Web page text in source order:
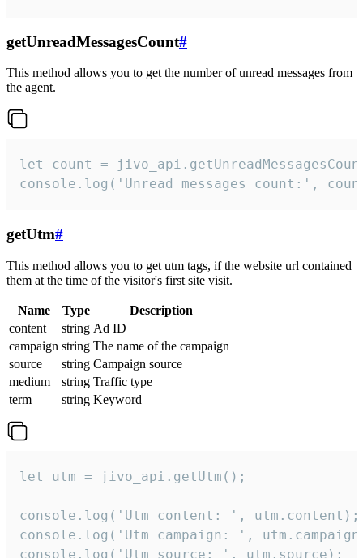
getUnreadMessagesCount#
This method allows you to get the number of unread messages from
the agent.
let count =
console.log('Unread messages count:',
getUtm#
This method allows you to get utm tags, if the website url contained
them at the time of the visitor's first site visit.
Name Type
Description
content
string Ad ID
campaign string The name of the campaign
source
string Campaign source
medium
string Traffic type
term
string Keyword
let utm = jivo_api.getUtm();
console.log('Utm content: ', utm.content);
console.log('Utm campaign: ',
console.log('Utm source: ', utm.source);